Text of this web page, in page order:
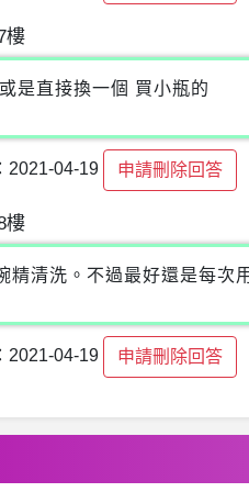
樓
是直接換一個 買小瓶的
2021-04-19 申請刪除回答
樓
精清洗。不過最好還是每次
2021-04-19 申請刪除回答